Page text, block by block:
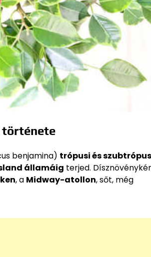
története
benjamina) trópusi és
államáig terjed.
, a Midway-atollon, sőt, még